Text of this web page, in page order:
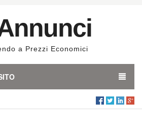
a Prezzi Economici